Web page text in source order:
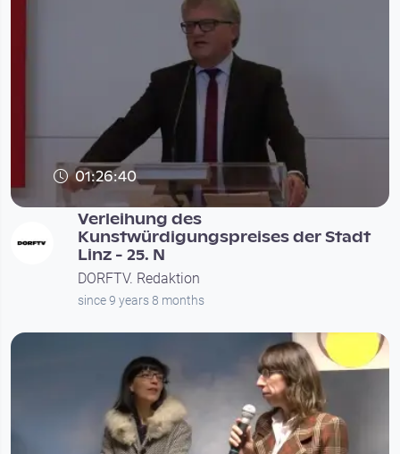
01:26:40
Verleihung des
Kunstwürdigungspreises der Stadt
Linz - 25. N
DORFTV. Redaktion
since 9 years 8 months